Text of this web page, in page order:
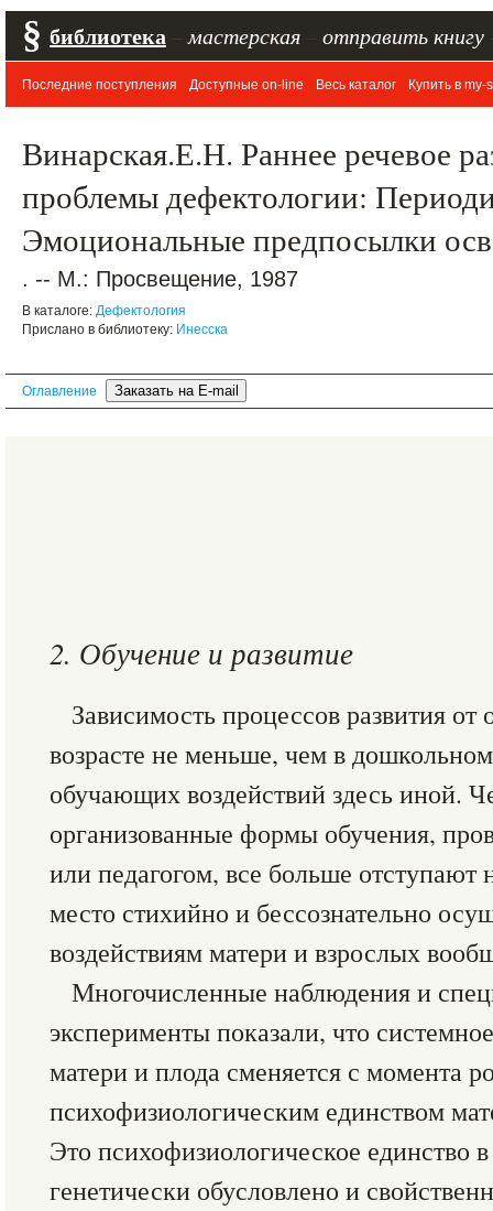
§ библиотека мастерская отправить книгу
Последние поступления Доступные on-line Весь каталог Купить в my-
Винарская.Е.Н. Раннее речевое
проблемы дефектологии:
Эмоциональные предпосылки
. -- М.: Просвещение, 1987
В каталоге: Дефектология
Прислано в библиотеку: Инесска
Оглавление
2. Обучение и развитие
Зависимость процессов развития от
возрасте не меньше, чем в
обучающих воздействий здесь иной.
организованные формы обучения,
или педагогом, все больше отступают
место стихийно и бессознательно
воздействиям матери и взрослых
Многочисленные наблюдения и
эксперименты показали, что
матери и плода сменяется с момента
психофизиологическим единством
Это психофизиологическое единство
генетически обусловлено и